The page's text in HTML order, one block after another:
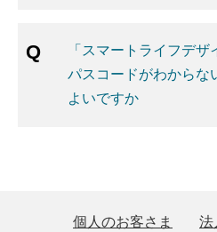
「スマートライフデ
パスコードがわからな
よいですか
個人のお客さま
法